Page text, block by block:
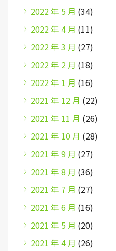
2022 年 5 月 (34)
2022 年 4 月 (11)
2022 年 3 月 (27)
2022 年 2 月 (18)
2022 年 1 月 (16)
2021 年 12 月 (22)
2021 年 11 月 (26)
2021 年 10 月 (28)
2021 年 9 月 (27)
2021 年 8 月 (36)
2021 年 7 月 (27)
2021 年 6 月 (16)
2021 年 5 月 (20)
2021 年 4 月 (26)